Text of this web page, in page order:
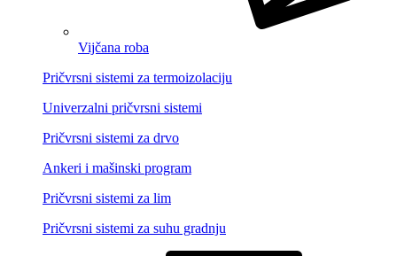
Vijčana roba
Pričvrsni sistemi za termoizolaciju
Univerzalni pričvrsni sistemi
Pričvrsni sistemi za drvo
Ankeri i mašinski program
Pričvrsni sistemi za lim
Pričvrsni sistemi za suhu gradnju